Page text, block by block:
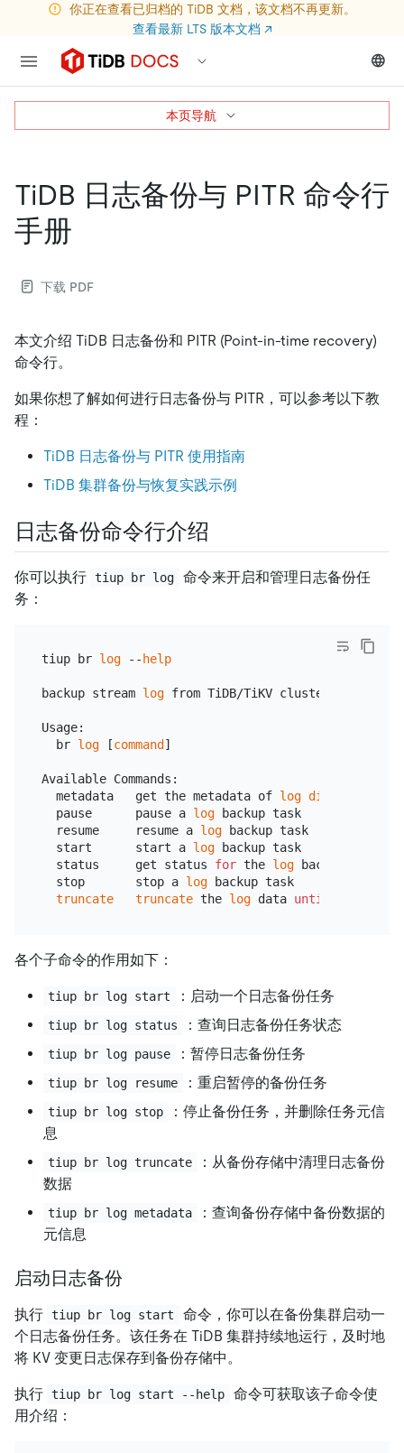
你正在查看已归档的 TiDB 文档，该文档不再更新。
查看最新 LTS 版本文档 ↗
TiDB 日志备份与 PITR 命令行
手册
下载 PDF
本文介绍 TiDB 日志备份和 PITR (Point-in-time recovery)
命令行。
如果你想了解如何进行日志备份与 PITR，可以参考以下教
程：
TiDB 日志备份与 PITR 使用指南
TiDB 集群备份与恢复实践示例
日志备份命令行介绍
你可以执行 tiup br log
命令来开启和管理日志备份任
务：
tiup br log -- help
backup stream log from TiDB/TiKV cluster
Usage:
  br
log [command ]
Available Commands:
  metadata   get the metadata of
log dir
  pause      pause a
log backup task
  resume     resume a
log backup task
  start      start a
log backup task
  status     get status
for the log backup task
  stop       stop a
log backup task
truncate
truncate the log data until
各个子命令的作用如下：
tiup br log start ：启动一个日志备份任务
tiup br log status ：查询日志备份任务状态
tiup br log pause ：暂停日志备份任务
tiup br log resume ：重启暂停的备份任务
tiup br log stop
：停止备份任务，并删除任务元信
息
tiup br log truncate
：从备份存储中清理日志备份
数据
tiup br log metadata
：查询备份存储中备份数据的
元信息
启动日志备份
执行 tiup br log start
命令，你可以在备份集群启动一
个日志备份任务。该任务在 TiDB 集群持续地运行，及时地
将 KV 变更日志保存到备份存储中。
执行 tiup br log start --help
命令可获取该子命令使
用介绍：
本页导航